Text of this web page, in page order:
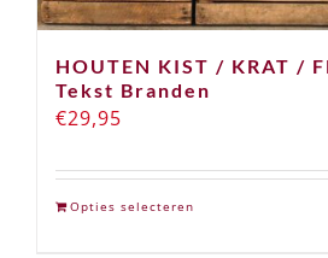
HOUTEN KIST / KRAT /
Tekst Branden
€29,95
Opties selecteren